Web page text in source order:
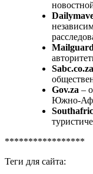
Sabc.co.za
Gov.za –
Южно-
*****************
Теги для сайта: